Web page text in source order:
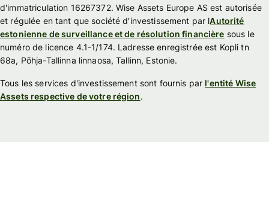
d'immatriculation 16267372. Wise Assets Europe AS est autorisée
et régulée en tant que société d'investissement par lAutorité
estonienne de surveillance et de résolution financière sous le
numéro de licence 4.1-1/174. Ladresse enregistrée est Kopli tn
68a, Põhja-Tallinna linnaosa, Tallinn, Estonie.
Tous les services d'investissement sont fournis par l'entité Wise
Assets respective de votre région.